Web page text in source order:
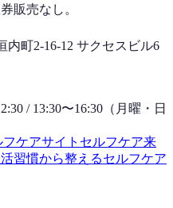
販売なし。
内町2-16-12 サクセスビル6
/ 13:30〜16:30（月曜・日
ケアサイト セルフケア来
習慣から整えるセルフケア